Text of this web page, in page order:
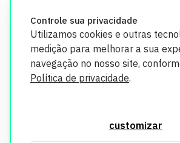
Controle sua privacidade
Utilizamos cookies e outras
medição para melhorar a sua
navegação no nosso site,
Política de privacidade.
customizar
segurança. Todos os dados coletados em
utilizados exclusivamente para fins de